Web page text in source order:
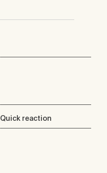
Quick reaction